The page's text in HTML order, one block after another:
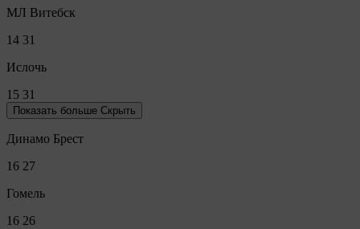
МЛ Витебск
14 31
Ислочь
15 31
Показать больше Скрыть
Динамо Брест
16 27
Гомель
16 26